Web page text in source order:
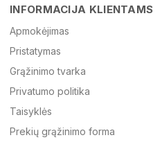
INFORMACIJA KLIENTAMS
Apmokėjimas
Pristatymas
Grąžinimo tvarka
Privatumo politika
Taisyklės
Prekių grąžinimo forma